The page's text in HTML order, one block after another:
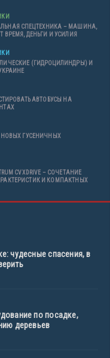
СПЕЦТЕХНИКА – МАШИНА,
ВРЕМЯ, ДЕНЬГИ И УСИЛИЯ
(ГИДРОЦИЛИНДРЫ) И
АВТОБУСЫ НА
НОВЫХ ГУСЕНИЧНЫХ
CVXDRIVE – СОЧЕТАНИЕ
И КОМПАКТНЫХ
чудесные спасения, в
по посадке,
деревьев